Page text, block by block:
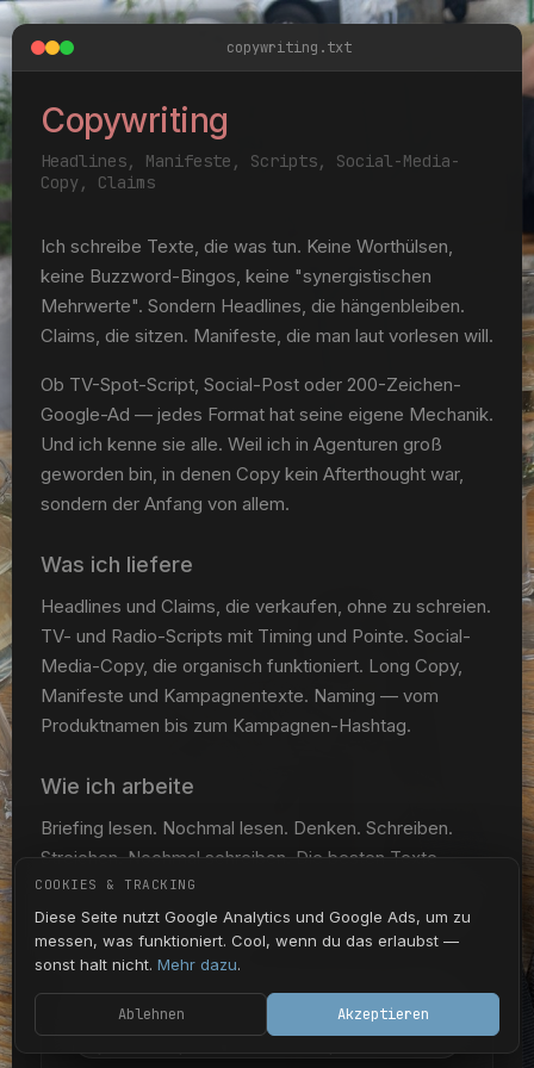
copywriting.txt
Copywriting
Headlines, Manifeste, Scripts, Social-Media-
Copy, Claims
Ich schreibe Texte, die was tun. Keine Worthülsen,
keine Buzzword-Bingos, keine "synergistischen
Mehrwerte". Sondern Headlines, die hängenbleiben.
Claims, die sitzen. Manifeste, die man laut vorlesen will.
Ob TV-Spot-Script, Social-Post oder 200-Zeichen-
Google-Ad — jedes Format hat seine eigene Mechanik.
Und ich kenne sie alle. Weil ich in Agenturen groß
geworden bin, in denen Copy kein Afterthought war,
sondern der Anfang von allem.
Was ich liefere
Headlines und Claims, die verkaufen, ohne zu schreien.
TV- und Radio-Scripts mit Timing und Pointe. Social-
Media-Copy, die organisch funktioniert. Long Copy,
Manifeste und Kampagnentexte. Naming — vom
Produktnamen bis zum Kampagnen-Hashtag.
Wie ich arbeite
Briefing lesen. Nochmal lesen. Denken. Schreiben.
Streichen. Nochmal schreiben. Die besten Texte
entstehen nicht im ersten Anlauf — aber auch nicht im
zwanzigsten. Irgendwo dazwischen liegt die Magie.
Und ein guter Espresso.
COOKIES & TRACKING
Diese Seite nutzt Google Analytics und Google Ads, um zu
messen, was funktioniert. Cool, wenn du das erlaubst —
sonst halt nicht. Mehr dazu.
Ablehnen Akzeptieren